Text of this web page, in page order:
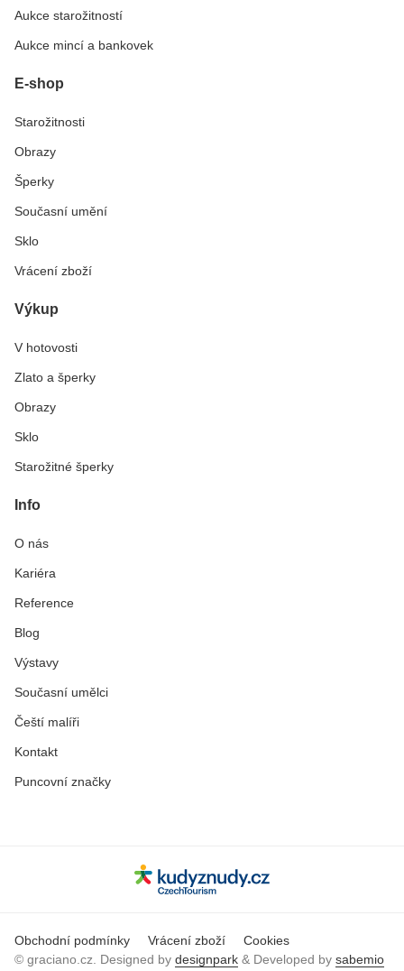
Aukce starožitností
Aukce mincí a bankovek
E-shop
Starožitnosti
Obrazy
Šperky
Současní umění
Sklo
Vrácení zboží
Výkup
V hotovosti
Zlato a šperky
Obrazy
Sklo
Starožitné šperky
Info
O nás
Kariéra
Reference
Blog
Výstavy
Současní umělci
Čeští malíři
Kontakt
Puncovní značky
Obchodní podmínky Vrácení zboží
Cookies
© graciano.cz. Designed by designpark & Developed by sabemio